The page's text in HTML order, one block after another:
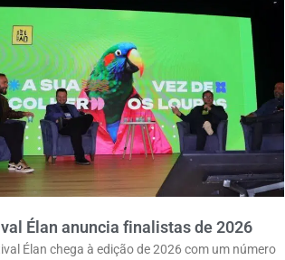
Élan anuncia finalistas de 2026
Élan chega à edição de 2026 com um número